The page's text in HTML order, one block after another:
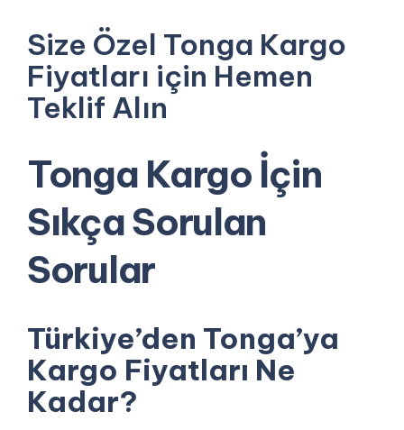
Size Özel Tonga Kargo
Fiyatları için Hemen
Teklif Alın
Tonga Kargo İçin
Sıkça Sorulan
Sorular
Türkiye’den Tonga’ya
Kargo Fiyatları Ne
Kadar?